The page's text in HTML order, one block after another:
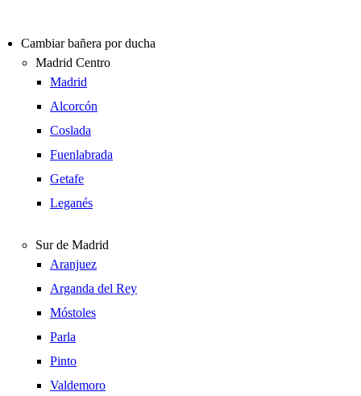
Cambiar bañera por ducha
Madrid Centro
Madrid
Alcorcón
Coslada
Fuenlabrada
Getafe
Leganés
Sur de Madrid
Aranjuez
Arganda del Rey
Móstoles
Parla
Pinto
Valdemoro